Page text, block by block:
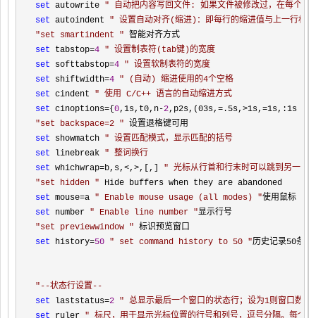
set autowrite " 自动把内容写回文件: 如果文件被修改过，在
set autoindent " 设置自动对齐(缩进)：即每行的缩进值与上一行
"set smartindent "
set tabstop=4 " 设置制表符(tab键)的宽度
set softtabstop=4 " 设置软制表符的宽度
set shiftwidth=4 " (自动) 缩进使用的4个空格
set cindent " 使用 C/C++ 语言的自动缩进方式
set cinoptions={ 0,1s,t0,n-2,p2s,(03s,=.5s,>1s,=1s,:1s
"set backspace=2 "
set showmatch " 设置匹配模式，显示匹配的括号
set linebreak " 整词换行
set whichwrap=b,s,<,>,[,] " 光标从行首和行末时可以跳到另一行
"set hidden "
set mouse=a " Enable mouse usage (all modes) "
set number " Enable line number "
"set previewwindow "
set history=50 " set command history to 50 "历史记录50条
" --状态行设置--
set laststatus=2 " 总显示最后一个窗口的状态行；设为1则窗口数
set ruler " 标尺，用于显示光标位置的行号和列号，逗号分隔。每个